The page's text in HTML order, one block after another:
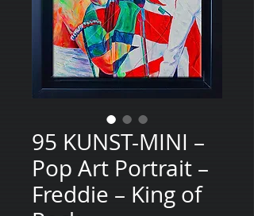
95 KUNST-MINI –
Pop Art Portrait –
Freddie – King of